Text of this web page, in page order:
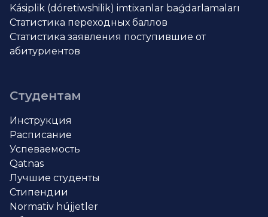
Kásiplik (dóretiwshilik) imtixanlar baǵdarlamaları
Статистика переходных баллов
Статистика заявления поступившие от
абитуриентов
Студентам
Инструкция
Расписание
Успеваемость
Qatnas
Лучшие студенты
Стипендии
Normativ hújjetler